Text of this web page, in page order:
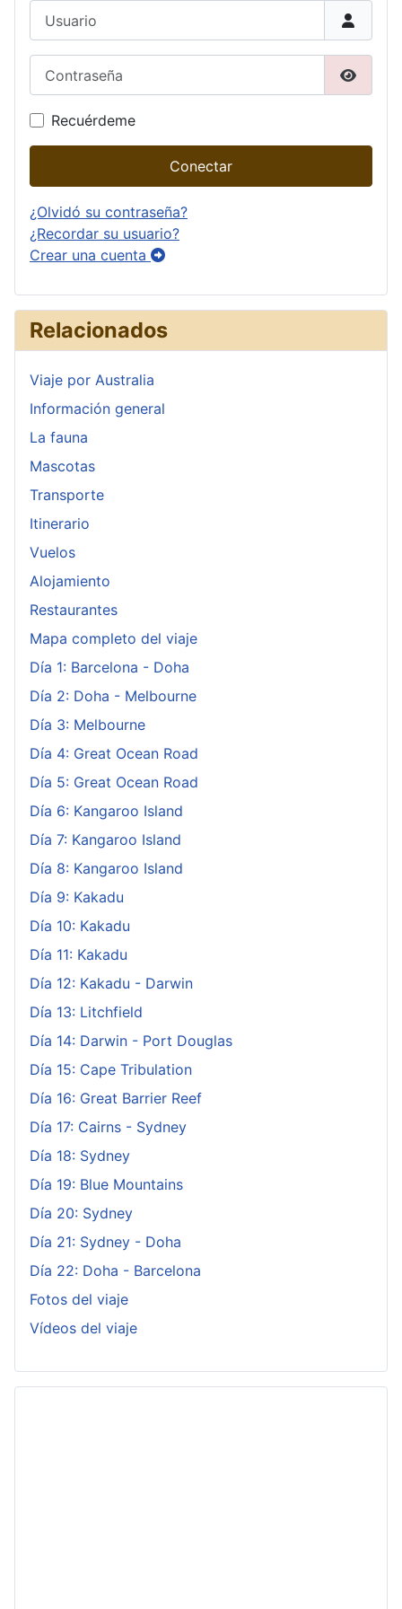
Recuérdeme
Conectar
¿Olvidó su contraseña?
¿Recordar su usuario?
Crear una cuenta
Relacionados
Viaje por Australia
Información general
La fauna
Mascotas
Transporte
Itinerario
Vuelos
Alojamiento
Restaurantes
Mapa completo del viaje
Día 1: Barcelona - Doha
Día 2: Doha - Melbourne
Día 3: Melbourne
Día 4: Great Ocean Road
Día 5: Great Ocean Road
Día 6: Kangaroo Island
Día 7: Kangaroo Island
Día 8: Kangaroo Island
Día 9: Kakadu
Día 10: Kakadu
Día 11: Kakadu
Día 12: Kakadu - Darwin
Día 13: Litchfield
Día 14: Darwin - Port Douglas
Día 15: Cape Tribulation
Día 16: Great Barrier Reef
Día 17: Cairns - Sydney
Día 18: Sydney
Día 19: Blue Mountains
Día 20: Sydney
Día 21: Sydney - Doha
Día 22: Doha - Barcelona
Fotos del viaje
Vídeos del viaje